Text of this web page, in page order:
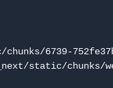
6739-